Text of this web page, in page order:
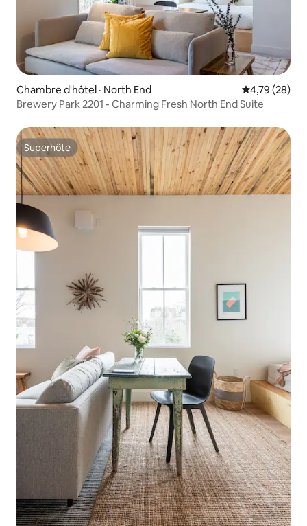
Chambre d'hôtel · North End Note
4,79 (28)
Brewery Park 2201 - Charming Fresh North End Suite
Superhôte
Superhôte